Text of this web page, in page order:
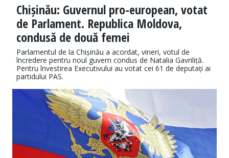
Chișinău: Guvernul pro-european, votat
de Parlament. Republica Moldova,
condusă de două femei
Parlamentul de la Chișinău a acordat, vineri, votul de
încredere pentru noul guvern condus de Natalia Gavriliță.
Pentru învestirea Executivului au votat cei 61 de deputați ai
partidului PAS.